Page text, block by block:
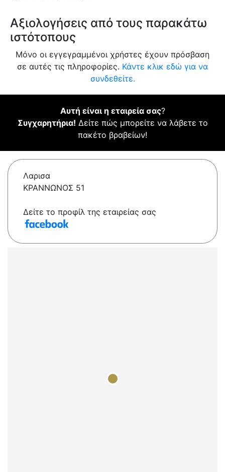
Αξιολογήσεις από τους παρακάτω
ιστότοπους
Μόνο οι εγγεγραμμένοι χρήστες έχουν πρόσβαση
σε αυτές τις πληροφορίες. Κάντε κλικ εδώ για να
συνδεθείτε.
Αυτή είναι η εταιρεία σας?
Συγχαρητήρια! Δείτε πώς μπορείτε να λάβετε το
πακέτο βραβείων!
Λαρισα
ΚΡΑΝΝΩΝΟΣ 51
Δείτε το προφίλ της εταιρείας σας